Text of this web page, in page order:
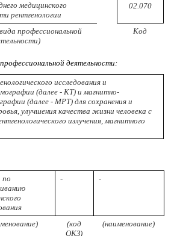
медицинского
рентгенологии
02.070
профессиональной
Код
деятельности:
исследования и
(далее - КТ) и магнитно-
(далее - МРТ) для сохранения и
улучшения качества жизни человека с
излучения, магнитного
по
- -
(код
ОКЗ)
(наименование)